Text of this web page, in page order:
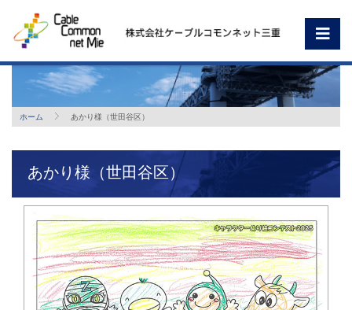
ホーム あかり様（世田谷区）
あかり様（世田谷区）